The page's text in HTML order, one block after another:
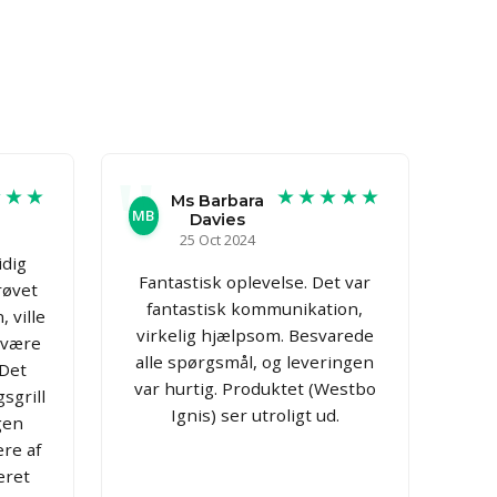
ville
af
MB
Ms Barbara
Davies
25 Oct 2024
★★★★★
Fantastisk oplevelse. Det var
fantastisk kommunikation,
virkelig hjælpsom. Besvarede
alle spørgsmål, og leveringen
var hurtig. Produktet (Westbo
Ignis) ser utroligt ud.